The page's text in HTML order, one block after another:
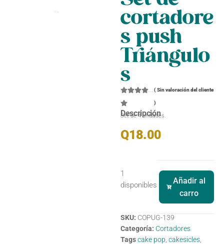
cortadore
s push
Triángulo
s
(Sin valoración del cliente
)
Descripción
Set de 4 unidades.
Q18.00
1
disponibles
Añadir al
carro
SKU: COPUG-139
Categoría: Cortadores
Tagscake pop ,cakesicles